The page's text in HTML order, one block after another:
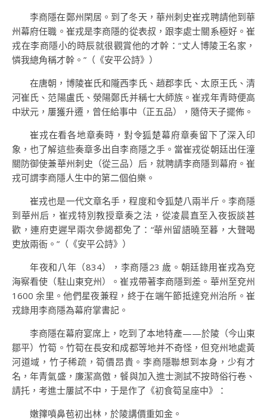
李商隱在鄭州閑居。到了冬天，華州刺史崔戎聘請他到華
州幕府任職。崔戎是李商隱的從表叔，跟李處士關系極好。崔
戎在李商隱小的時辰就很觀賞他的才幹：“丈人博陵王名家，
憐我總角稱才幹。”（《安平公詩》）
在唐朝，博陵崔氏和隴西李氏、趙郡李氏、太原王氏、清
河崔氏、范陽盧氏、滎陽鄭氏并稱七大師族。崔戎年青時便高
中狀元，屢獲升遷，曾任給事中（正五品），隨侍天子擺佈。
崔戎在看各地章奏時，對令狐楚幕府章奏留下了深入印
象，也了解這些奏章多出自李商隱之手。當崔戎從朝廷出任潼
關防御使兼華州刺史（從三品）后，就聘請李商隱到幕府。崔
戎可謂李商隱人生中的第二個伯樂。
崔戎也是一代文章名手，程度和令狐楚八兩半斤。李商隱
到華州后，崔戎特別教授章奏之法，從凌晨直至入夜扳談甚
歡，連府吏遲早兩次參謁都免了：“華州留語曉至暮，大聲喝
吏放兩衙。”（《安平公詩》）
年夜和八年（834），李商隱23 歲。朝廷錄用崔戎為兗
海察看使（駐山東兗州）。崔戎帶著李商隱到差。華州至兗州
1600 余里。他們星夜兼程，終于在端午節抵達兗州治所。崔
戎錄用李商隱為幕府掌書記。
李商隱在幕府宴席上，吃到了本地特產——於陵（今山東
鄒平）竹筍。竹筍在長安和成都等地并不奇怪，但兗州地處黃
河道域，竹子稀疏，筍價昂貴。李商隱聯想到本身，少有才
名，年青氣盛，廉潔高傲，餐與加入進士測試不按時俗行卷、
請托，考進士屢試不中，于是作了《初食筍呈座中》：
嫩籜噴鼻苞初出林，於陵講價重如金。